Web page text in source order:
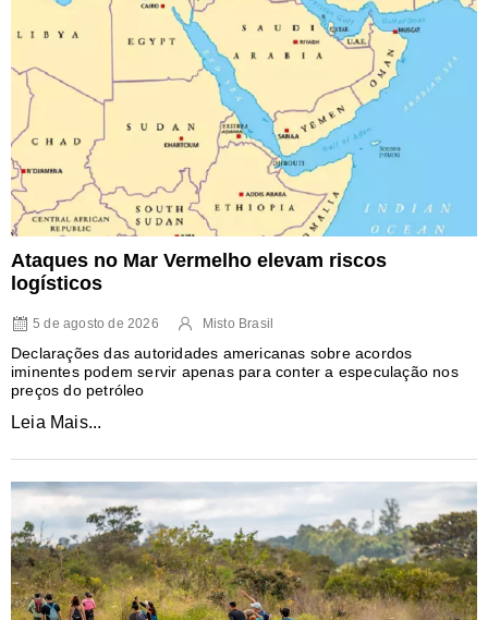
Ataques no Mar Vermelho elevam riscos
logísticos
5 de agosto de 2026 Misto Brasil
Declarações das autoridades americanas sobre acordos
iminentes podem servir apenas para conter a especulação nos
preços do petróleo
Leia Mais...